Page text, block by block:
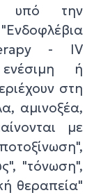
υπό την
- IV
ή
στη
αμινοξέα,
με
"τόνωση",
θεραπεία"